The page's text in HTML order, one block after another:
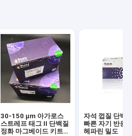
30-150 μm 아가로스
스트레프 태그 II 단백질
정화 마그베이드 키트
자석 껍질 단백
빠른 자기 반응
헤파린 밀도